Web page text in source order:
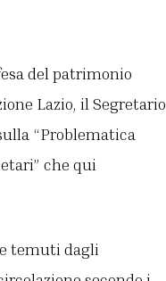
del patrimonio
Lazio, il Segretario
“Problematica
che qui
temuti dagli